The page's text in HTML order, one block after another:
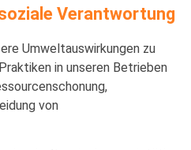
Verantwortung
Umweltauswirkungen zu
in unseren Betrieben
von